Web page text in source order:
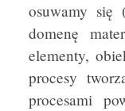
osuwamy się
domenę
elementy,
procesy
procesami